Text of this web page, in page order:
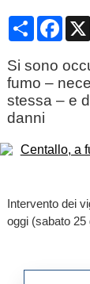
Condividi
Si sono
fumo –
stessa – e
danni
Intervento dei
oggi (sabato 25